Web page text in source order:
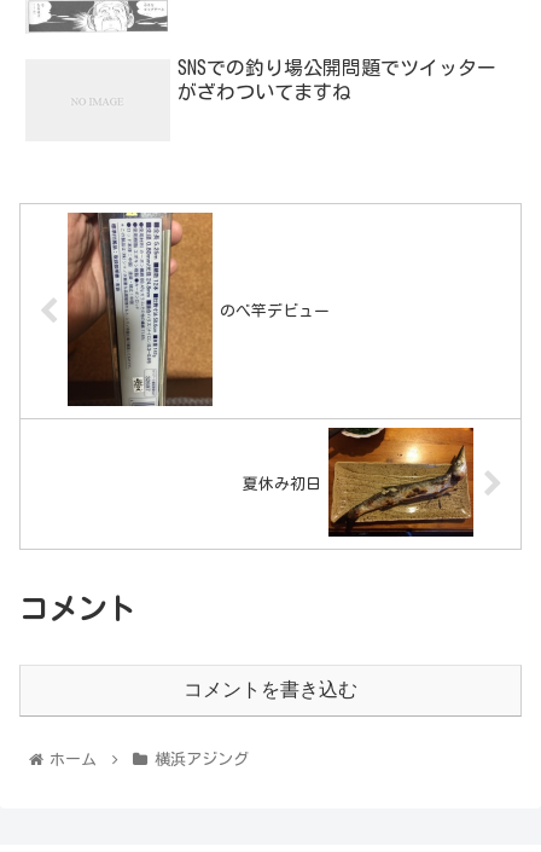
SNSでの釣り場公開問題でツイッター
がざわついてますね
のべ竿デビュー
夏休み初日
コメント
コメントを書き込む
ホーム 横浜アジング